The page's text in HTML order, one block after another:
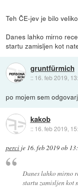
Teh ČE-jev je bilo
Danes lahko mirno
startu zamisljen kot
gruntfürmich
:: 16. feb 2019,
po mojem sem
kakob
:: 16. feb 2019,
perci je 16. feb 2019 ob
Danes lahko mirno
startu zamisljen kot